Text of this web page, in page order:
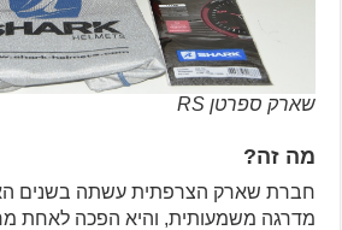
שארק ספרטן RS
מה זה?
חברת שארק הצרפתית עשתה בשנים
מדרגה משמעותית, והיא הפכה לאחת